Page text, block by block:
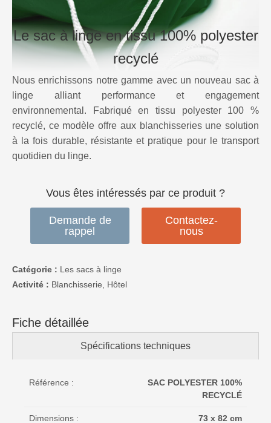
Le sac à linge en tissu 100% polyester
recyclé
Nous enrichissons notre gamme avec un nouveau sac à
linge alliant performance et engagement
environnemental. Fabriqué en tissu polyester 100 %
recyclé, ce modèle offre aux blanchisseries une solution
à la fois durable, résistante et pratique pour le transport
quotidien du linge.
Vous êtes intéressés par ce produit ?
Demande de
rappel
Contactez-
nous
Catégorie : Les sacs à linge
Activité : Blanchisserie, Hôtel
Fiche détaillée
Spécifications techniques
Référence :
SAC POLYESTER 100%
RECYCLÉ
Dimensions : 73 x 82 cm